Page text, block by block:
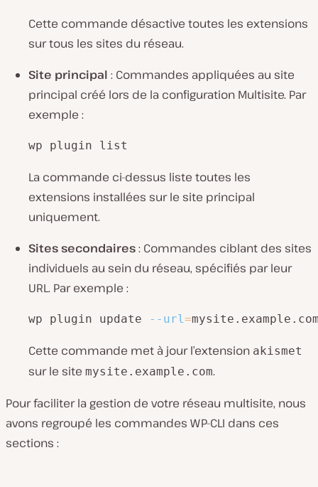
Cette commande désactive toutes les extensions
sur tous les sites du réseau.
Site principal : Commandes appliquées au site
principal créé lors de la configuration Multisite. Par
exemple :
wp plugin list
La commande ci-dessus liste toutes les
extensions installées sur le site principal
uniquement.
Sites secondaires: Commandes ciblant des sites
individuels au sein du réseau, spécifiés par leur
URL. Par exemple :
wp plugin update --url=
Cette commande met à jour l’extension akismet
sur le site mysite.example.com.
Pour faciliter la gestion de votre réseau multisite, nous
avons regroupé les commandes WP-CLI dans ces
sections :